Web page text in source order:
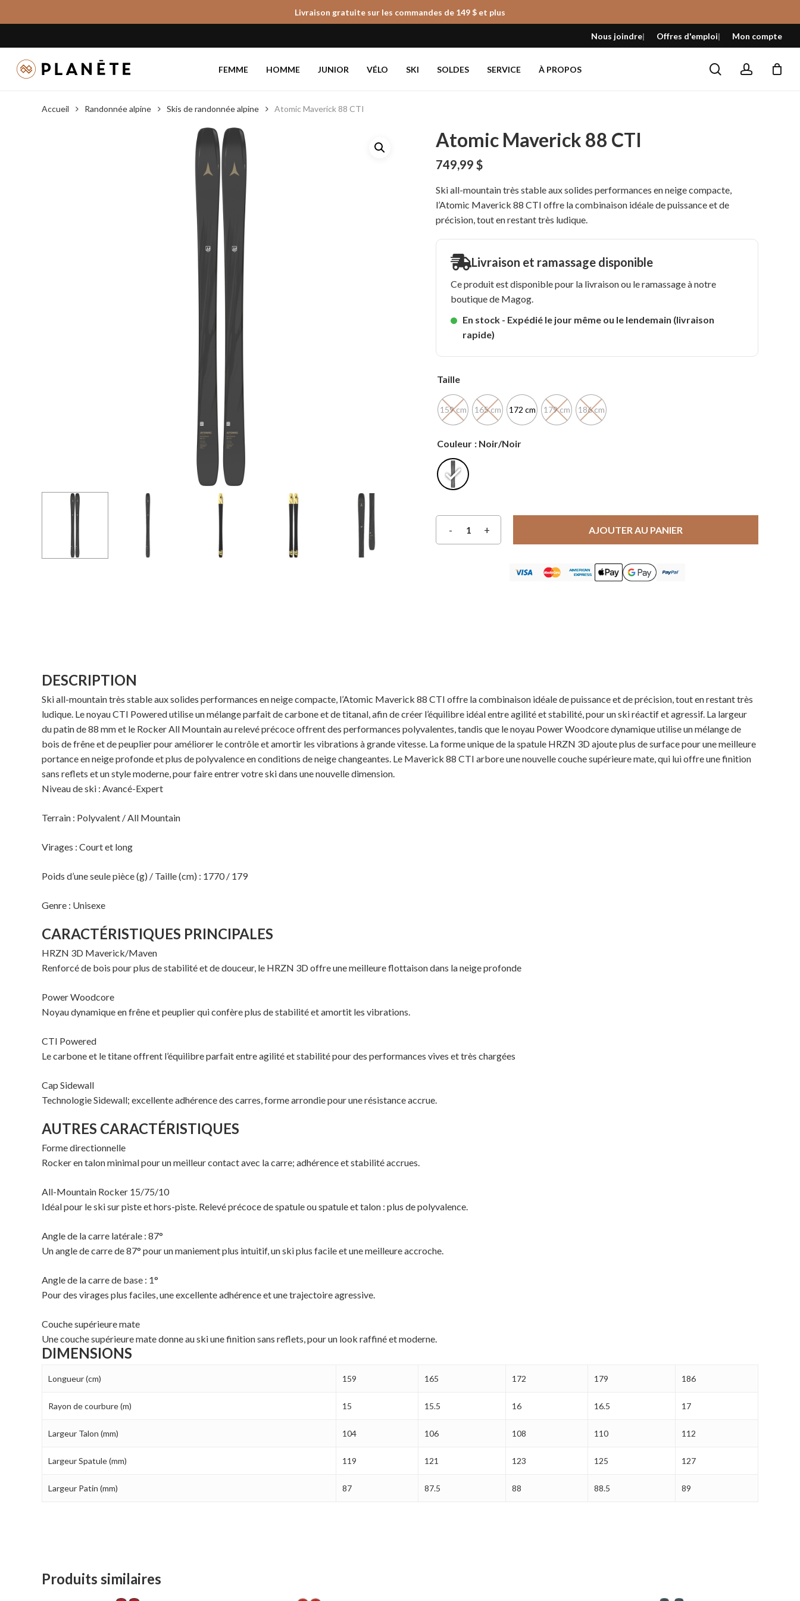
to
content
Livraison gratuite sur les commandes de 149 $ et plus
Nous joindre Offres d'emploi Mon compte
FEMME HOMME JUNIOR VÉLO SKI SOLDES SERVICE À PROPOS searchaccount
Fermer
le
panier
Accueil Randonnée alpine Skis de randonnée alpine Atomic Maverick 88 CTI
Atomic Maverick 88 CTI
749,99$
Ski all-mountain très stable aux solides performances en neige compacte,
l’Atomic Maverick 88 CTI offre la combinaison idéale de puissance et de
précision, tout en restant très ludique.
Livraison et ramassage disponible
Ce produit est disponible pour la livraison ou le ramassage à notre
boutique de Magog.
En stock - Expédié le jour même ou le lendemain (livraison
rapide)
Taille
159 cm 165 cm 172 cm 179 cm 186 cm
Couleur : Noir/Noir
AJOUTER AU PANIER
DESCRIPTION
Ski all-mountain très stable aux solides performances en neige compacte, l’Atomic Maverick 88 CTI offre la combinaison idéale de puissance et de précision, tout en restant très
ludique. Le noyau CTI Powered utilise un mélange parfait de carbone et de titanal, afin de créer l’équilibre idéal entre agilité et stabilité, pour un ski réactif et agressif. La largeur
du patin de 88 mm et le Rocker All Mountain au relevé précoce offrent des performances polyvalentes, tandis que le noyau Power Woodcore dynamique utilise un mélange de
bois de frêne et de peuplier pour améliorer le contrôle et amortir les vibrations à grande vitesse. La forme unique de la spatule HRZN 3D ajoute plus de surface pour une meilleure
portance en neige profonde et plus de polyvalence en conditions de neige changeantes. Le Maverick 88 CTI arbore une nouvelle couche supérieure mate, qui lui offre une finition
sans reflets et un style moderne, pour faire entrer votre ski dans une nouvelle dimension.
Niveau de ski : Avancé-Expert
Terrain : Polyvalent / All Mountain
Virages : Court et long
Poids d’une seule pièce (g) / Taille (cm) : 1770 / 179
Genre : Unisexe
CARACTÉRISTIQUES PRINCIPALES
HRZN 3D Maverick/Maven
Renforcé de bois pour plus de stabilité et de douceur, le HRZN 3D offre une meilleure flottaison dans la neige profonde
Power Woodcore
Noyau dynamique en frêne et peuplier qui confère plus de stabilité et amortit les vibrations.
CTI Powered
Le carbone et le titane offrent l’équilibre parfait entre agilité et stabilité pour des performances vives et très chargées
Cap Sidewall
Technologie Sidewall; excellente adhérence des carres, forme arrondie pour une résistance accrue.
AUTRES CARACTÉRISTIQUES
Forme directionnelle
Rocker en talon minimal pour un meilleur contact avec la carre; adhérence et stabilité accrues.
All-Mountain Rocker 15/75/10
Idéal pour le ski sur piste et hors-piste. Relevé précoce de spatule ou spatule et talon : plus de polyvalence.
Angle de la carre latérale : 87°
Un angle de carre de 87° pour un maniement plus intuitif, un ski plus facile et une meilleure accroche.
Angle de la carre de base : 1°
Pour des virages plus faciles, une excellente adhérence et une trajectoire agressive.
Couche supérieure mate
Une couche supérieure mate donne au ski une finition sans reflets, pour un look raffiné et moderne.
DIMENSIONS
Longueur (cm) 159 165 172 179 186
Rayon de courbure (m) 15 15.5 16 16.5 17
Largeur Talon (mm) 104 106 108 110 112
Largeur Spatule (mm) 119 121 123 125 127
Largeur Patin (mm) 87 87.5 88 88.5 89
Produits similaires